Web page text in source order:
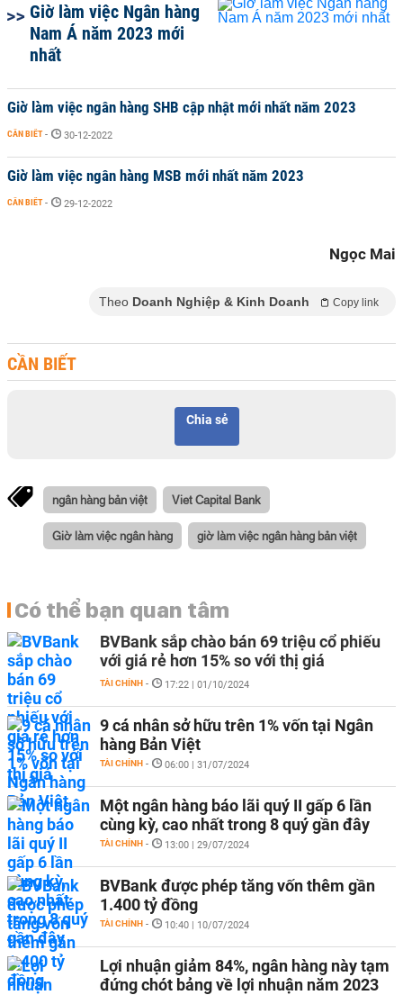
Giờ làm việc Ngân hàng
Nam Á năm 2023 mới
nhất
Giờ làm việc ngân hàng SHB cập nhật mới nhất năm 2023
CẦN BIẾT - 30-12-2022
Giờ làm việc ngân hàng MSB mới nhất năm 2023
CẦN BIẾT - 29-12-2022
Ngọc Mai
Theo Doanh Nghiệp & Kinh Doanh Copy link
CẦN BIẾT
Chia sẻ
ngân hàng bản việt Viet Capital Bank
Giờ làm việc ngân hàng giờ làm việc ngân hàng bản việt
Có thể bạn quan tâm
BVBank sắp chào bán 69 triệu cổ phiếu
với giá rẻ hơn 15% so với thị giá
TÀI CHÍNH - 17:22 | 01/10/2024
9 cá nhân sở hữu trên 1% vốn tại Ngân
hàng Bản Việt
TÀI CHÍNH - 06:00 | 31/07/2024
Một ngân hàng báo lãi quý II gấp 6 lần
cùng kỳ, cao nhất trong 8 quý gần đây
TÀI CHÍNH - 13:00 | 29/07/2024
BVBank được phép tăng vốn thêm gần
1.400 tỷ đồng
TÀI CHÍNH - 10:40 | 10/07/2024
Lợi nhuận giảm 84%, ngân hàng này tạm
đứng chót bảng về lợi nhuận năm 2023